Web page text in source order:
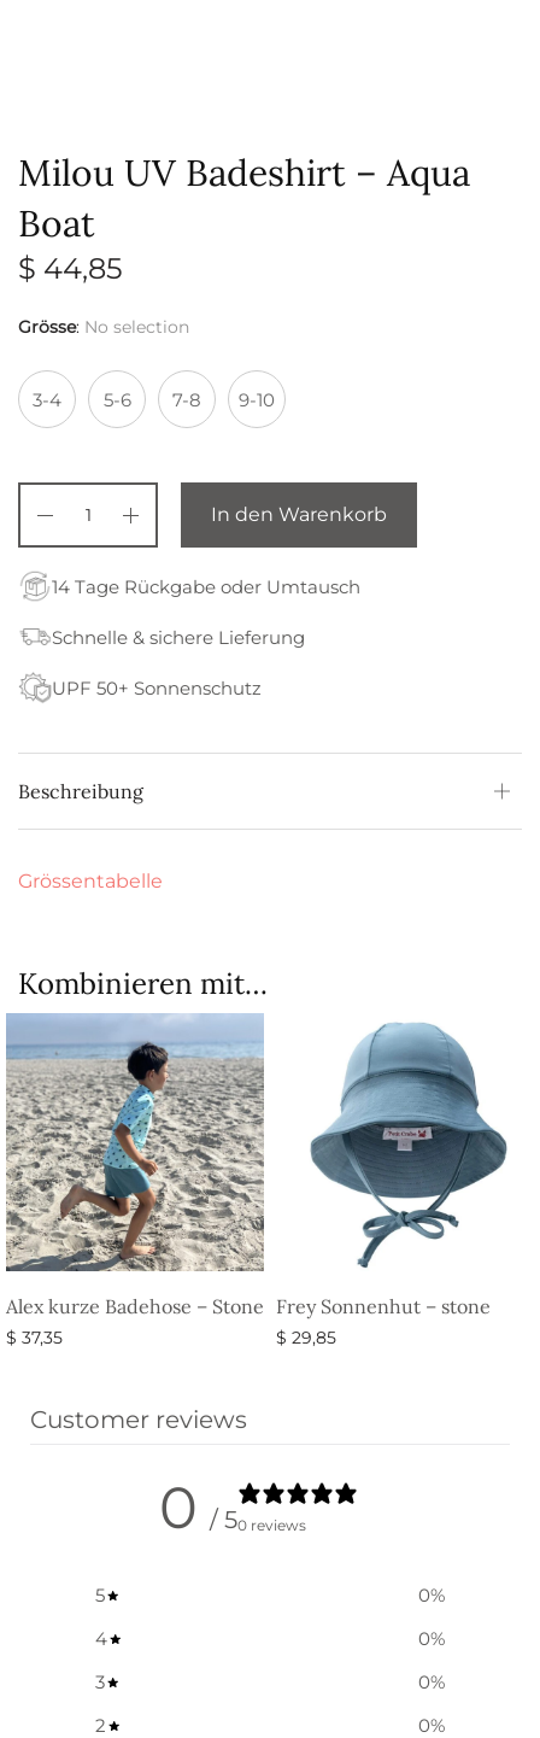
Milou UV Badeshirt – Aqua
Boat
$ 44,85
Grösse: No selection
3-4 5-6 7-8 9-10
In den Warenkorb
14 Tage Rückgabe oder Umtausch
Schnelle & sichere Lieferung
UPF 50+ Sonnenschutz
Beschreibung
Grössentabelle
Kombinieren mit…
Alex kurze Badehose – Stone
$ 37,35
Frey Sonnenhut – stone
$ 29,85
Customer reviews
0 / 50 reviews
5 0%
4
0%
3
0%
2
0%